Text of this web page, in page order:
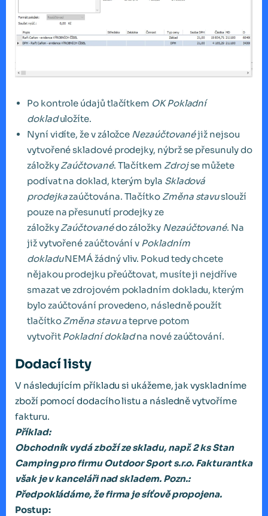
Po kontrole údajů tlačítkem OKPokladní
dokladuložíte.
Nyní vidíte, že v záložce Nezaúčtovanéjiž nejsou
vytvořené skladové prodejky, nýbrž se přesunuly do
záložkyZaúčtované. Tlačítkem Zdrojse můžete
podívat na doklad, kterým byla Skladová
prodejkazaúčtována. Tlačítko Změna stavuslouží
pouze na přesunutí prodejky ze
záložkyZaúčtovanédo záložky Nezaúčtované. Na
již vytvořené zaúčtování v Pokladním
dokladuNEMÁ žádný vliv. Pokud tedy chcete
nějakou prodejku přeúčtovat, musíte ji nejdříve
smazat ve zdrojovém pokladním dokladu, kterým
bylo zaúčtování provedeno, následně použít
tlačítkoZměna stavua teprve potom
vytvořit Pokladní dokladna nové zaúčtování.
Dodací listy
V následujícím příkladu si ukážeme, jak vyskladníme
zboží pomocí dodacího listu a následně vytvoříme
fakturu.
Příklad:
Obchodník vydá zboží ze skladu, např. 2 ks Stan
Camping pro firmu Outdoor Sport s.r.o. Fakturantka
však je v kanceláři nad skladem. Pozn.:
Předpokládáme, že firma je síťově propojena.
Postup: